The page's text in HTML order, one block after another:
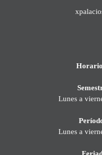
Lunes a
Lunes a